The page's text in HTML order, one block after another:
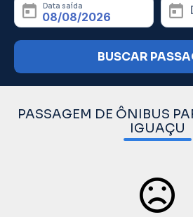
Data saída
BUSCAR
PASSAGEM DE ÔNIBUS
IGUAÇU